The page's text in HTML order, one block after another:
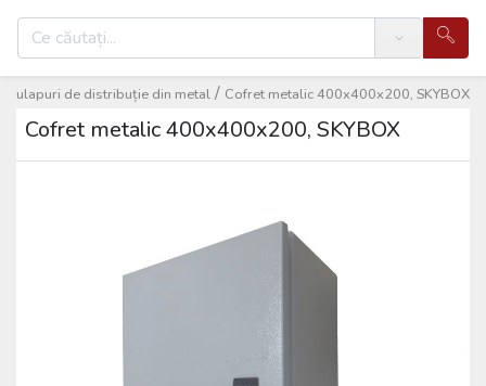
Search
Cofret metalic 400x400x200, SKYBOX
/
Dulapuri de distribuție din metal
Cofret metalic 400x400x200, SKYBOX